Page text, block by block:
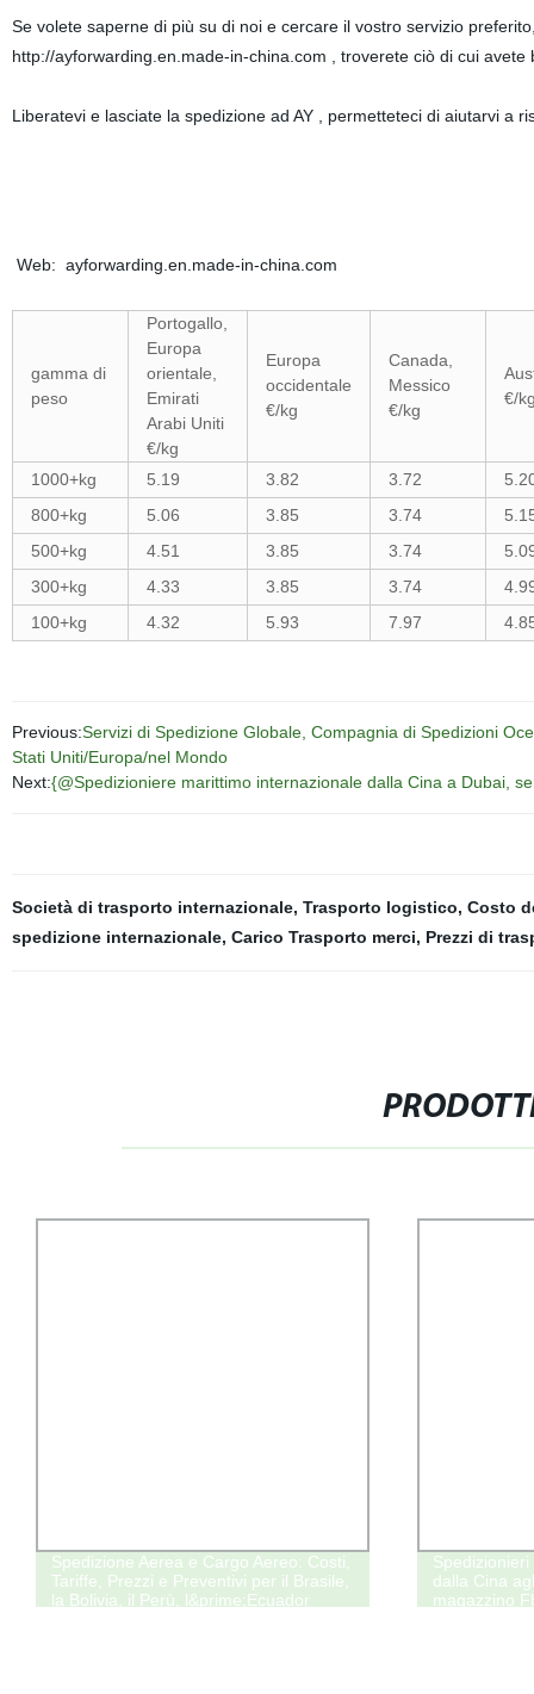
Se volete saperne di più su di noi e cercare il vostro servizio
http://ayforwarding.en.made-in-china.com , troverete ciò di cui avete
Liberatevi e lasciate la spedizione ad AY , permetteteci di aiutarvi a
Web: ayforwarding.en.made-in-china.com
gamma di
peso
Portogallo,
Europa
orientale,
Emirati
Arabi Uniti
€/kg
Europa
occidentale
€/kg
Canada,
Messico
€/kg
€/
1000+kg 5.19 3.82 3.72
800+kg
5.06 3.85 3.74
500+kg
4.51 3.85 3.74
300+kg
4.33 3.85 3.74
100+kg
4.32 5.93 7.97
Previous:Servizi di Spedizione Globale, Compagnia di Spedizioni
Stati Uniti/Europa/nel Mondo
Next:{@Spedizioniere marittimo internazionale dalla Cina a Dubai,
Società di trasporto internazionale, Trasporto logistico, Costo
spedizione internazionale, Carico Trasporto merci, Prezzi di
Spedizione Aerea e Cargo Aereo: Costi,
Tariffe, Prezzi e Preventivi per il Brasile,
la Bolivia, il Perù, l&prime;Ecuador
dalla Cina
magazzino